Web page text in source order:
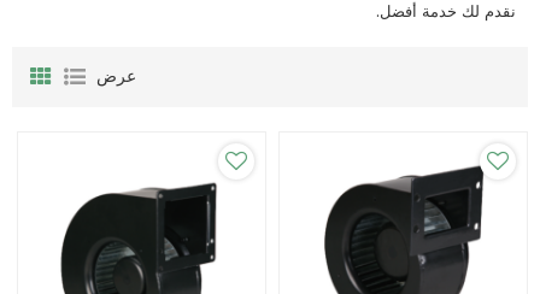
نقدم لك خدمة أفضل.
عرض